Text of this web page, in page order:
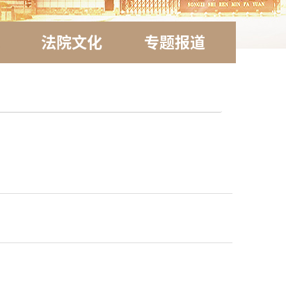
法院文化 专题报道